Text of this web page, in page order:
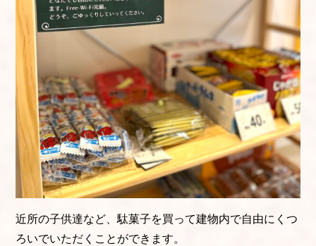
近所の子供達など、駄菓子を買って建物内で自由にくつ
ろいでいただくことができます。